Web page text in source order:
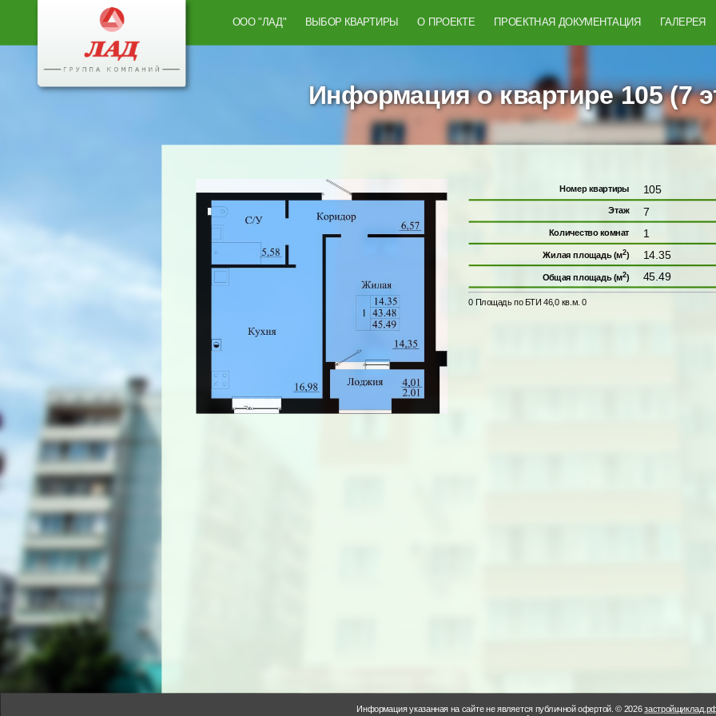
ООО "ЛАД" ВЫБОР КВАРТИРЫ О ПРОЕКТЕ ПРОЕКТНАЯ ДОКУМЕНТАЦИЯ ГАЛЕРЕЯ
Информация о квартире 105 (7
Номер квартиры 105
Этаж 7
Количество комнат 1
Жилая площадь (м2) 14.35
Общая площадь (м2) 45.49
0 Площадь по БТИ 46,0 кв.м. 0
Информация указанная на сайте не является публичной офертой. © 2026